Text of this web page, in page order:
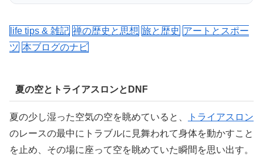
life tips & 雑記 禅の歴史と思想 旅と歴史 アートとスポー
ツ 本ブログのナビ
夏の空とトライアスロンとDNF
夏の少し湿った空気の空を眺めていると、
トライアスロン
のレースの最中にトラブルに見舞われて身体を動かすこと
を止め、その場に座って空を眺めていた瞬間を思い出す。